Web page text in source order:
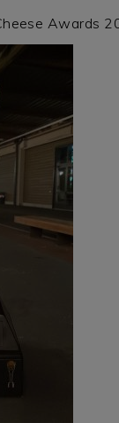
Awards